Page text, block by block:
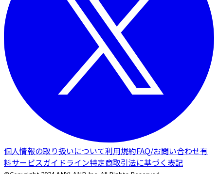
個人情報の取り扱いについて利用規約FAQ/お問い合わせ有
料サービスガイドライン特定商取引法に基づく表記